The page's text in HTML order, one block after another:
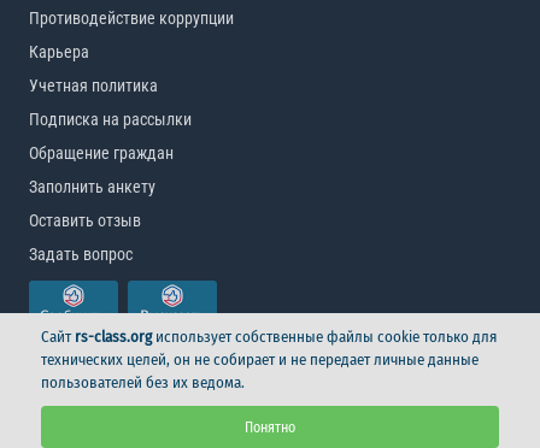
Противодействие коррупции
Карьера
Учетная политика
Подписка на рассылки
Обращение граждан
Заполнить анкету
Оставить отзыв
Задать вопрос
© Российский морской регистр судоходства, 2026
Логотип
Сайт rs-class.orgиспользует собственные файлы cookie только для
технических целей, он не собирает и не передает личные данные
пользователей без их ведома.
Понятно